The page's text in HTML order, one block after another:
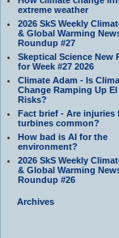
extreme weather
2026 SkS Weekly
& Global Warming
Roundup #27
Skeptical Science New
for Week #27 2026
Climate Adam - Is
Change Ramping Up
Risks?
Fact brief - Are injuries
turbines common?
How bad is AI for the
environment?
2026 SkS Weekly
& Global Warming
Roundup #26
Archives